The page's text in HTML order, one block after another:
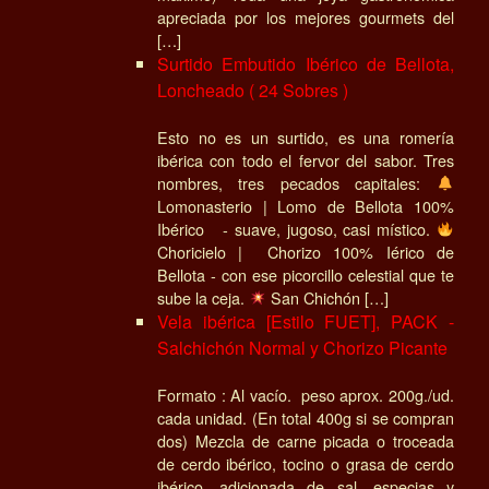
apreciada por los mejores gourmets del
[…]
Surtido Embutido Ibérico de Bellota,
Loncheado ( 24 Sobres )
Esto no es un surtido, es una romería
ibérica con todo el fervor del sabor. Tres
nombres, tres pecados capitales:
Lomonasterio | Lomo de Bellota 100%
Ibérico - suave, jugoso, casi místico.
Choricielo | Chorizo 100% Iérico de
Bellota - con ese picorcillo celestial que te
sube la ceja.
San Chichón […]
Vela ibérica [Estilo FUET], PACK -
Salchichón Normal y Chorizo Picante
Formato : Al vacío. peso aprox. 200g./ud.
cada unidad. (En total 400g si se compran
dos) Mezcla de carne picada o troceada
de cerdo ibérico, tocino o grasa de cerdo